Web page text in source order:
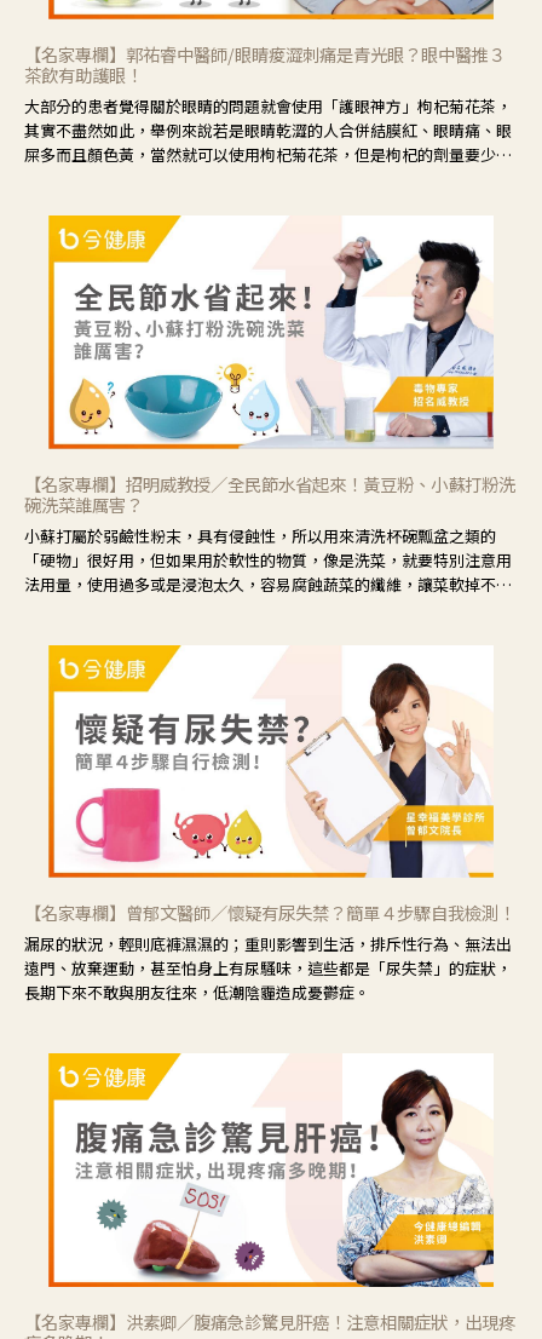
【名家專欄】郭祐睿中醫師/眼睛痠澀刺痛是青光眼？眼中醫推３
茶飲有助護眼！
大部分的患者覺得關於眼睛的問題就會使用「護眼神方」枸杞菊花茶，
其實不盡然如此，舉例來說若是眼睛乾澀的人合併結膜紅、眼睛痛、眼
屎多而且顏色黃，當然就可以使用枸杞菊花茶，但是枸杞的劑量要少，
候就要使用菊花、金銀花來治療；假如單純的眼睛乾澀，結膜沒有紅，
眼睛周圍沒有眼屎，這種情況是屬於「陰虛」，就可以使用枸杞、蓮
藕、麥門冬、山藥等比較滋潤的藥材，效果就更顯著。
【名家專欄】招明威教授／全民節水省起來！黃豆粉、小蘇打粉洗
碗洗菜誰厲害？
小蘇打屬於弱鹼性粉末，具有侵蝕性，所以用來清洗杯碗瓢盆之類的
「硬物」很好用，但如果用於軟性的物質，像是洗菜，就要特別注意用
法用量，使用過多或是浸泡太久，容易腐蝕蔬菜的纖維，讓菜軟掉不清
【名家專欄】曾郁文醫師／懷疑有尿失禁？簡單４步驟自我檢測！
漏尿的狀況，輕則底褲濕濕的；重則影響到生活，排斥性行為、無法出
遠門、放棄運動，甚至怕身上有尿騷味，這些都是「尿失禁」的症狀，
長期下來不敢與朋友往來，低潮陰霾造成憂鬱症。
【名家專欄】洪素卿／腹痛急診驚見肝癌！注意相關症狀，出現疼